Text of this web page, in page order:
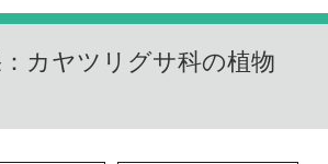
ヤツリグサ科の植物